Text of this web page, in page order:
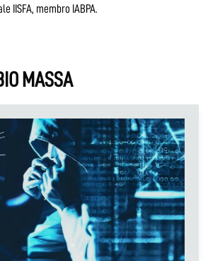
IISFA, membro IABPA.
MASSA